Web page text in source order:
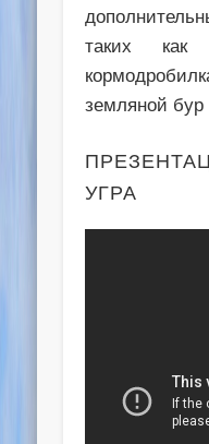
таких как
земляной бур
УГРА